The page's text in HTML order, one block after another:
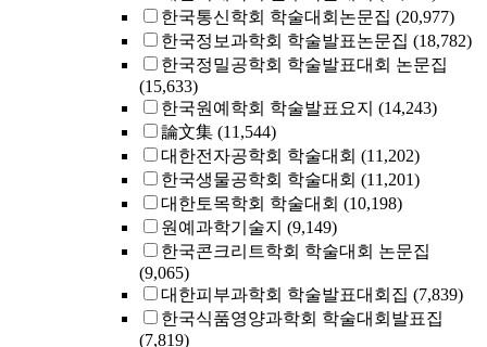
한국통신학회 학술대회논문집 (20,977)
한국정보과학회 학술발표논문집 (18,782)
한국정밀공학회 학술발표대회 논문집
(15,633)
한국원예학회 학술발표요지 (14,243)
論文集 (11,544)
대한전자공학회 학술대회 (11,202)
한국생물공학회 학술대회 (11,201)
대한토목학회 학술대회 (10,198)
원예과학기술지 (9,149)
한국콘크리트학회 학술대회 논문집
(9,065)
대한피부과학회 학술발표대회집 (7,839)
한국식품영양과학회 학술대회발표집
(7,819)